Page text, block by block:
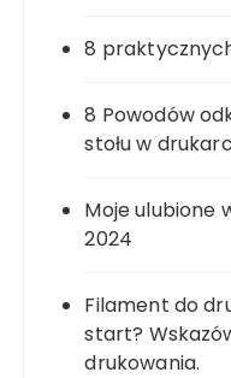
8
8 Powodów
stołu w
Moje ulubione
2024
Filament do
start?
drukowania.